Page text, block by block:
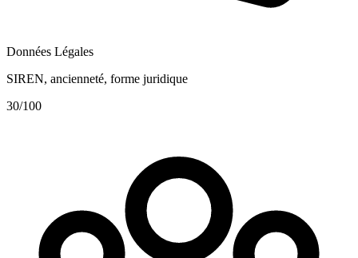
Données Légales
SIREN, ancienneté, forme juridique
30/100